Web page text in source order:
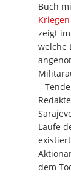
Buch
zeigt
welche
–
Laufe
dem